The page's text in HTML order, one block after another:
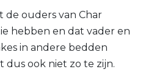
de ouders van Char
hebben en dat vader en
in andere bedden
dus ook niet zo te zijn.